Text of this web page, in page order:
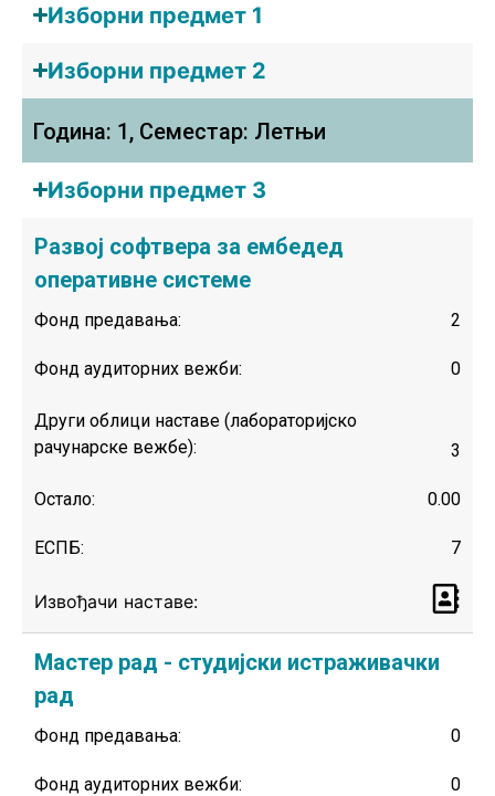
Изборни предмет 1
Изборни предмет 2
Година: 1, Семестар: Летњи
Изборни предмет 3
Развој софтвера за ембедед
оперативне системе
Фонд предавања: 2
Фонд аудиторних вежби: 0
Други облици наставе (лабораторијско
рачунарске вежбе):
3
Остало: 0.00
ЕСПБ: 7
Извођачи наставе:
Мастер рад - студијски истраживачки
рад
Фонд предавања: 0
Фонд аудиторних вежби: 0